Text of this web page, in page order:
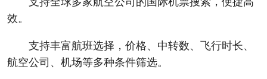
效。
支持丰富航班选择，价格、中转数、飞行时长、
航空公司、机场等多种条件筛选。